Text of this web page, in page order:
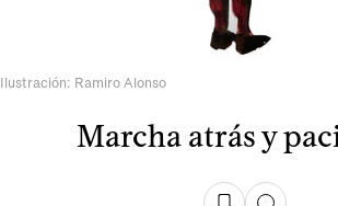
Ilustración: Ramiro Alonso
Marcha atrás y